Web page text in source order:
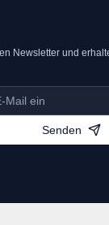
Newsletter und
Senden